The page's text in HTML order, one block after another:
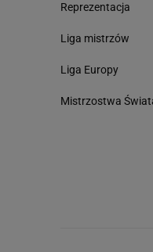
Reprezentacja
Liga mistrzów
Liga Europy
Mistrzostwa